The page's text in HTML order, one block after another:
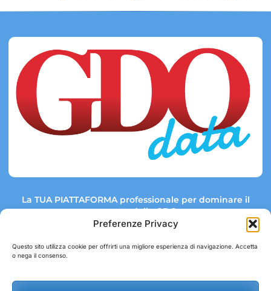
Preferenze Privacy
Questo sito utilizza cookie per offrirti una migliore esperienza di navigazione. Accetta
o nega il consenso.
La TUA PIATTAFORMA professionale per dominare il
mercato della GDO.
Link rapidi: